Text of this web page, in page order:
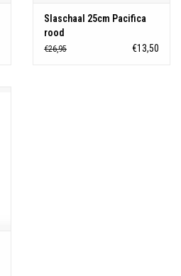
Slaschaal 25cm Pacifica
rood
€26,95 €13,50